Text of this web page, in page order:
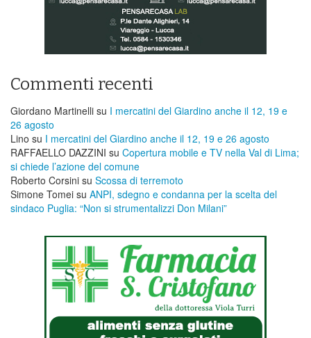
Commenti recenti
Giordano Martinelli su I mercatini del Giardino anche il 12, 19 e
26 agosto
Lino su I mercatini del Giardino anche il 12, 19 e 26 agosto
RAFFAELLO DAZZINI su ​Copertura mobile e TV nella Val di Lima;
si chiede l’azione del comune
Roberto Corsini su Scossa di terremoto
Simone Tomei su ANPI, sdegno e condanna per la scelta del
sindaco Puglia: “Non si strumentalizzi Don Milani”